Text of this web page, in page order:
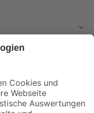
mehr verpassen!